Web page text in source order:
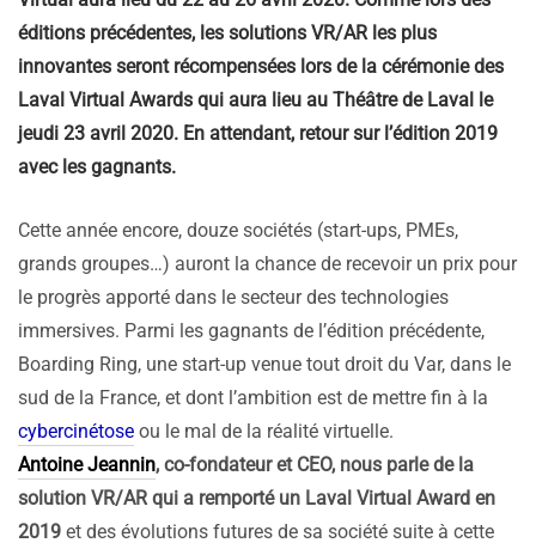
éditions précédentes, les solutions VR/AR les plus
innovantes seront récompensées lors de la cérémonie des
Laval Virtual Awards qui aura lieu au Théâtre de Laval le
jeudi 23 avril 2020. En attendant, retour sur l’édition 2019
avec les gagnants.
Cette année encore, douze sociétés (start-ups, PMEs,
grands groupes…) auront la chance de recevoir un prix pour
le progrès apporté dans le secteur des technologies
immersives. Parmi les gagnants de l’édition précédente,
Boarding Ring, une start-up venue tout droit du Var, dans le
sud de la France, et dont l’ambition est de mettre fin à la
cybercinétose ou le mal de la réalité virtuelle.
Antoine Jeannin, co-fondateur et CEO, nous parle de la
solution VR/AR qui a remporté un Laval Virtual Award en
2019 et des évolutions futures de sa société suite à cette